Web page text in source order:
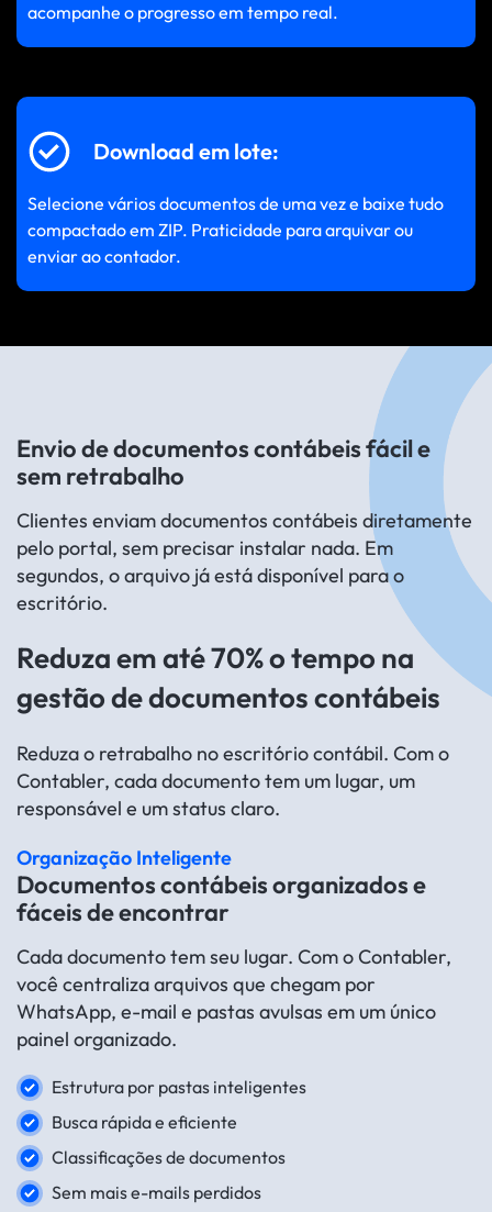
acompanhe o progresso em tempo real.
Download em lote:
Selecione vários documentos de uma vez e baixe tudo
compactado em ZIP. Praticidade para arquivar ou
enviar ao contador.
Envio de documentos contábeis fácil e
sem retrabalho
Clientes enviam documentos contábeis diretamente
pelo portal, sem precisar instalar nada. Em
segundos, o arquivo já está disponível para o
escritório.
Reduza em até 70% o tempo na
gestão de documentos contábeis
Reduza o retrabalho no escritório contábil. Com o
Contabler, cada documento tem um lugar, um
responsável e um status claro.
Organização Inteligente
Documentos contábeis organizados e
fáceis de encontrar
Cada documento tem seu lugar. Com o Contabler,
você centraliza arquivos que chegam por
WhatsApp, e-mail e pastas avulsas em um único
painel organizado.
Estrutura por pastas inteligentes
Busca rápida e eficiente
Classificações de documentos
Sem mais e-mails perdidos